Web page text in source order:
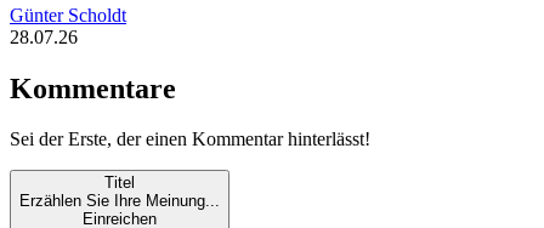
Günter Scholdt
28.07.26
Kommentare
Sei der Erste, der einen Kommentar hinterlässt!
Titel
Erzählen Sie Ihre Meinung...
Einreichen